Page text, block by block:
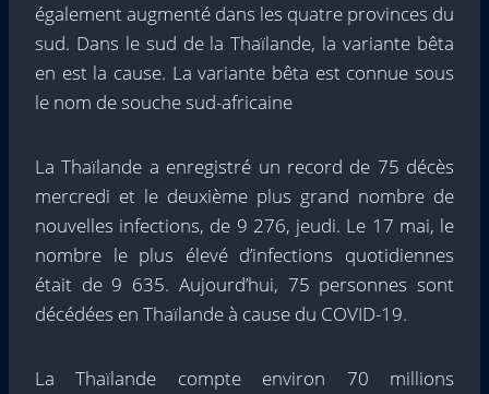
également augmenté dans les quatre provinces du
sud. Dans le sud de la Thaïlande, la variante bêta
en est la cause. La variante bêta est connue sous
le nom de souche sud-africaine
La Thaïlande a enregistré un record de 75 décès
mercredi et le deuxième plus grand nombre de
nouvelles infections, de 9 276, jeudi. Le 17 mai, le
nombre le plus élevé d’infections quotidiennes
était de 9 635. Aujourd’hui, 75 personnes sont
décédées en Thaïlande à cause du COVID-19.
La Thaïlande compte environ 70 millions